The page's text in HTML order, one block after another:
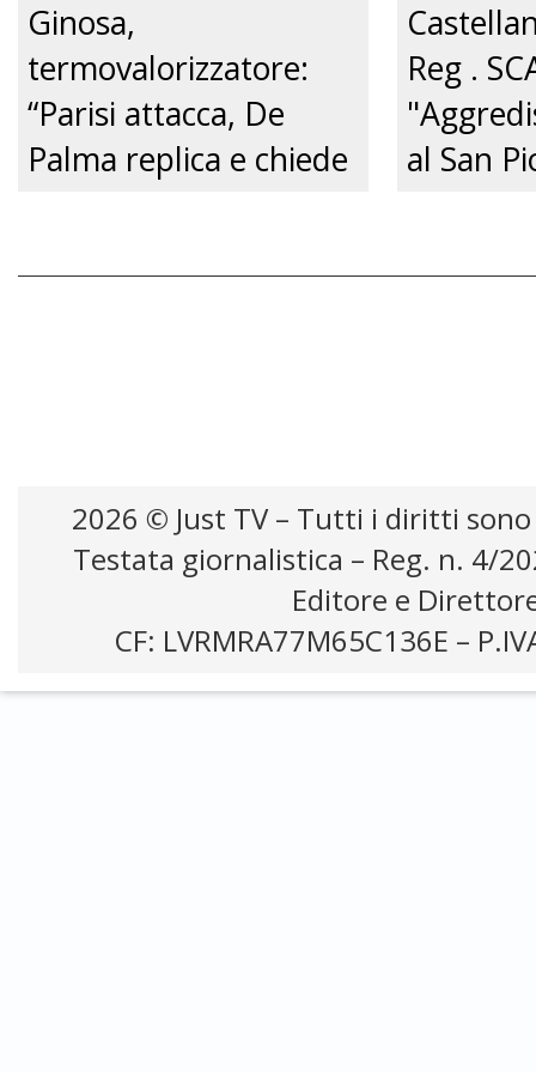
Ginosa,
termovalorizzatore:
“Parisi attacca, De
Palma replica e chiede
Reg .
al San
2026 © Just TV – Tutti i diritti
Testata giornalistica – Reg. n. 4/
Editore e
CF: LVRMRA77M65C136E –